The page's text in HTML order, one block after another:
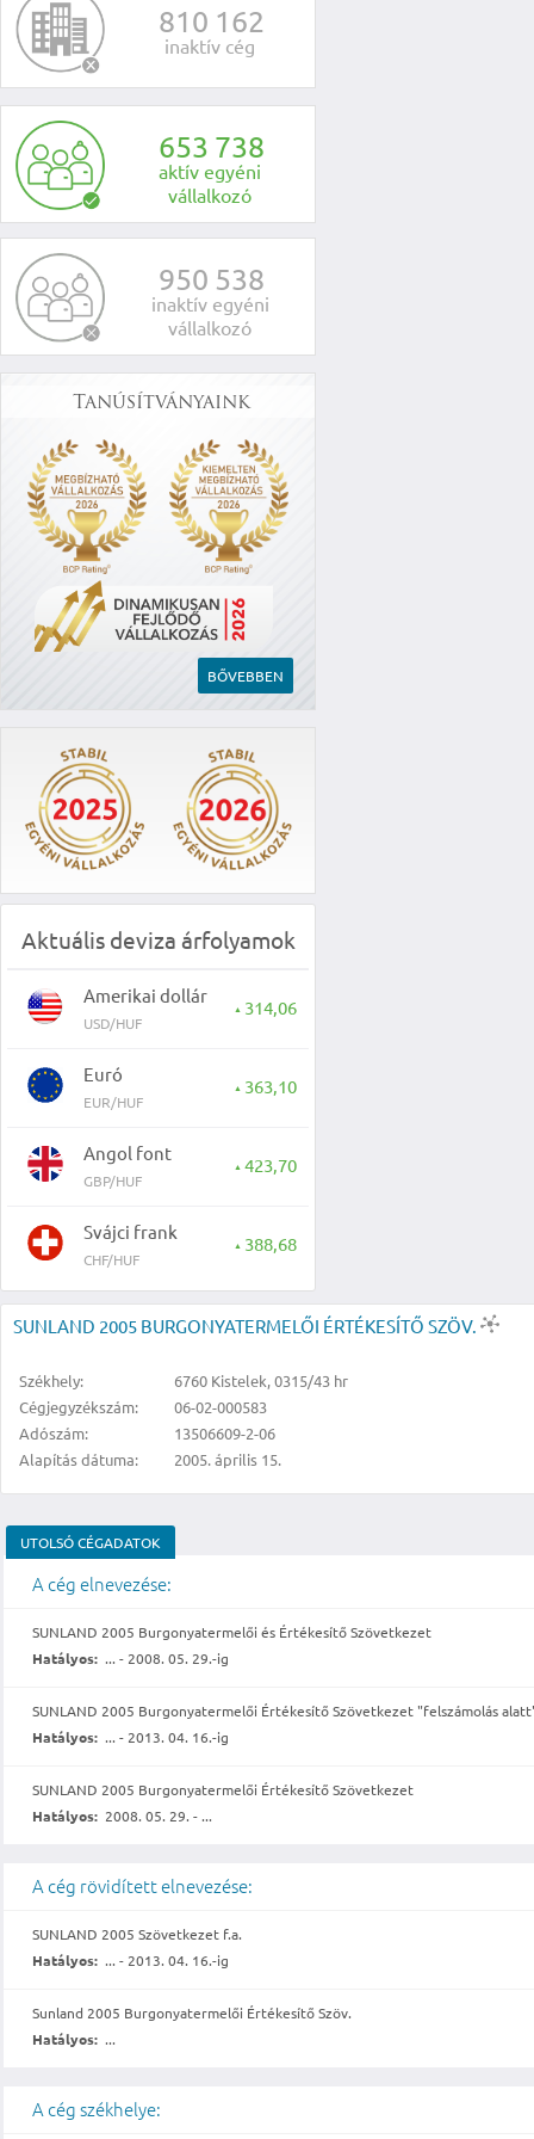
810 162
inaktív cég
653 738
aktív egyéni
vállalkozó
950 538
inaktív egyéni
vállalkozó
Tanúsítványaink
BŐVEBBEN
Aktuális deviza árfolyamok
Amerikai dollár
USD/HUF
▲ 314,06
Euró
EUR/HUF
▲ 363,10
Angol font
GBP/HUF
▲ 423,70
Svájci frank
CHF/HUF
▲ 388,68
SUNLAND 2005 BURGONYATERMELŐI ÉRTÉKESÍTŐ SZÖV.
Székhely:
6760 Kistelek, 0315/43 hr
Cégjegyzékszám:
06-02-000583
Adószám:
13506609-2-06
Alapítás dátuma:
2005. április 15.
UTOLSÓ CÉGADATOK
A cég elnevezése:
SUNLAND 2005 Burgonyatermelői és Értékesítő Szövetkezet
Hatályos: ... - 2008. 05. 29.-ig
SUNLAND 2005 Burgonyatermelői Értékesítő Szövetkezet "felszámolás
Hatályos: ... - 2013. 04. 16.-ig
SUNLAND 2005 Burgonyatermelői Értékesítő Szövetkezet
Hatályos: 2008. 05. 29. - ...
A cég rövidített elnevezése:
SUNLAND 2005 Szövetkezet f.a.
Hatályos: ... - 2013. 04. 16.-ig
Sunland 2005 Burgonyatermelői Értékesítő Szöv.
Hatályos: ...
A cég székhelye: